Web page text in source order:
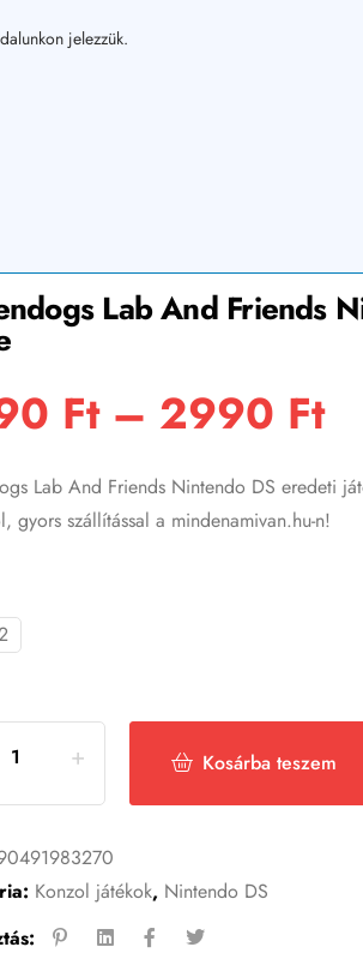
jelezzük.
Lab And Friends
Ft– 2990 Ft
Lab And Friends Nintendo DS eredeti
gyors szállítással a mindenamivan.hu-n!
Kosárba teszem
Konzol játékok, Nintendo DS